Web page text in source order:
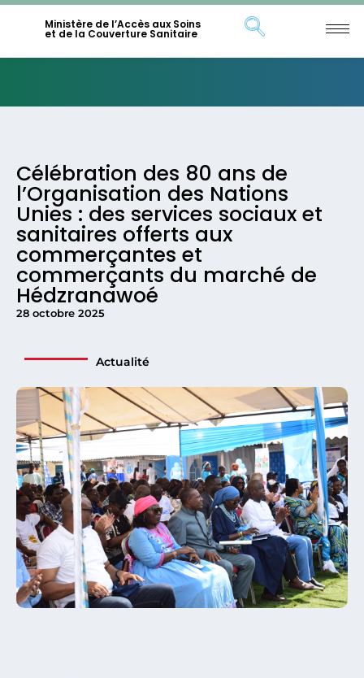
Ministère de l’Accès aux Soins
et de la Couverture Sanitaire
Célébration des 80 ans de
l’Organisation des Nations
Unies : des services sociaux et
sanitaires offerts aux
commerçantes et
commerçants du marché de
Hédzranawoé
28 octobre 2025
Actualité